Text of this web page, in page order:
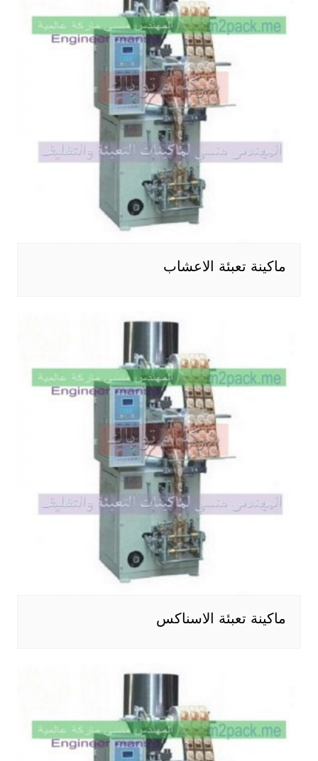
ماكينة تعبئة الاعشاب
ماكينة تعبئة الاسناكس